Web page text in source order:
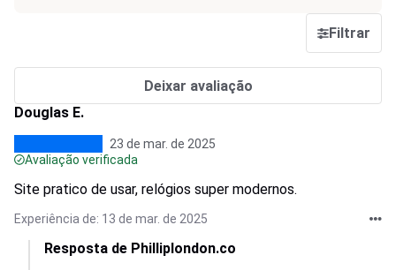
Filtrar
Deixar avaliação
Douglas E.
23 de mar. de 2025
Avaliação verificada
Site pratico de usar, relógios super modernos.
Experiência de: 13 de mar. de 2025
Resposta de Philliplondon.co